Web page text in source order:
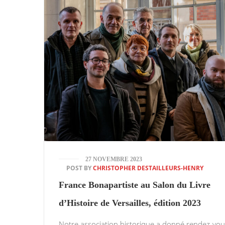
27 NOVEMBRE 2023
POST BYCHRISTOPHER DESTAILLEURS-HENRY
France Bonapartiste au Salon du Livre
d’Histoire de Versailles, édition 2023